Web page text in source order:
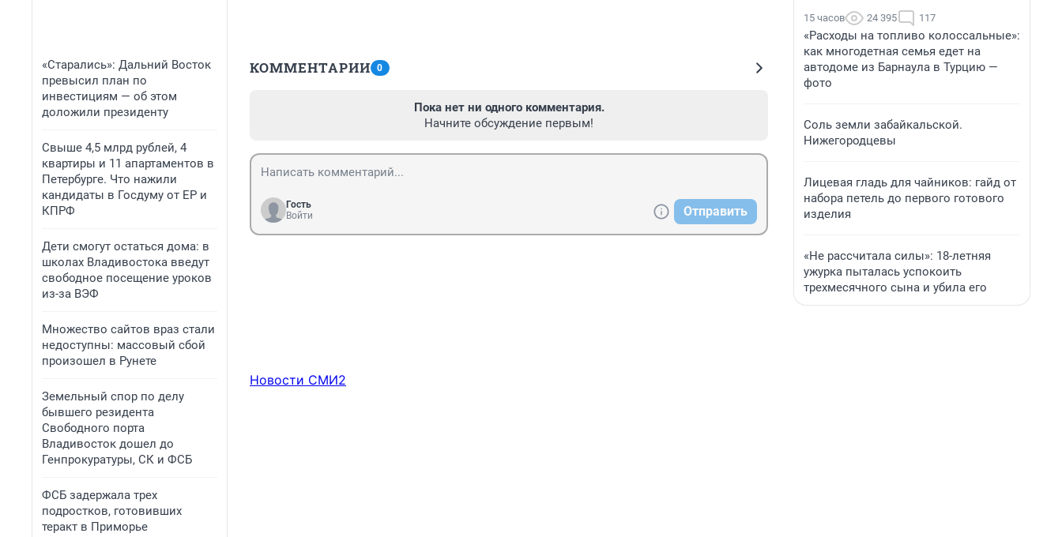
«Старались»: Дальний Восток
превысил план по
инвестициям — об этом
доложили президенту
Свыше 4,5 млрд рублей, 4
квартиры и 11 апартаментов в
Петербурге. Что нажили
кандидаты в Госдуму от ЕР и
КПРФ
Дети смогут остаться дома: в
школах Владивостока введут
свободное посещение уроков
из-за ВЭФ
Множество сайтов враз стали
недоступны: массовый сбой
произошел в Рунете
Земельный спор по делу
бывшего резидента
Свободного порта
Владивосток дошел до
Генпрокуратуры, СК и ФСБ
ФСБ задержала трех
подростков, готовивших
теракт в Приморье
КОММЕНТАРИИ 0
Пока нет ни одного комментария.
Начните обсуждение первым!
Гость
Войти
Отправить
Новости СМИ2
15 часов 24 395 117
«Расходы на топливо колоссальные»:
как многодетная семья едет на
автодоме из Барнаула в Турцию —
фото
Соль земли забайкальской.
Нижегородцевы
Лицевая гладь для чайников: гайд от
набора петель до первого готового
изделия
«Не рассчитала силы»: 18-летняя
ужурка пыталась успокоить
трехмесячного сына и убила его